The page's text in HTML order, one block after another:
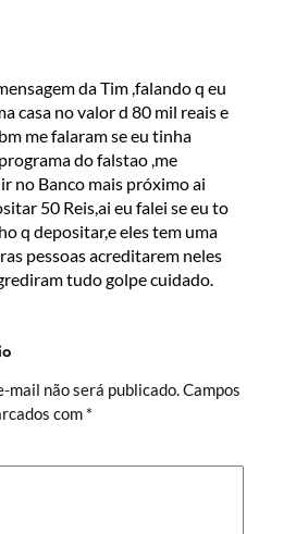
da Tim ,falando q eu
casa no valor d 80 mil reais e
me falaram se eu tinha
do falstao ,me
no Banco mais próximo ai
50 Reis,ai eu falei se eu to
q depositar,e eles tem uma
pessoas acreditarem neles
tudo golpe cuidado.
mail não será publicado.Campos
com *